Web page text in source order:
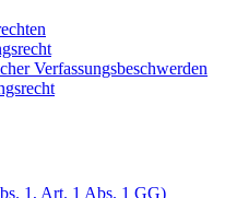
Verfassungsbeschwerden
1, Art. 1 Abs. 1 GG)